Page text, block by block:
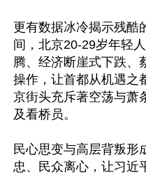
更有数据冰冷揭示残酷
间，北京20-29岁年轻
腾、经济断崖式下跌、
操作，让首都从机遇之
京街头充斥著空荡与萧
及看桥员。
民心思变与高层背叛形
忠、民众离心，让习近